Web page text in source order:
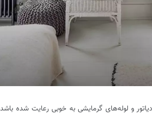
و لوله‌های گرمایشی به خوبی رعایت شده باشد